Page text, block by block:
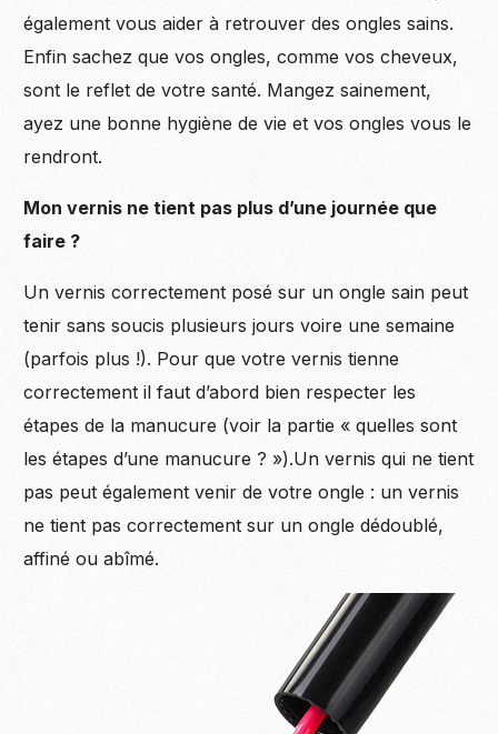
également vous aider à retrouver des ongles sains.
Enfin sachez que vos ongles, comme vos cheveux,
sont le reflet de votre santé. Mangez sainement,
ayez une bonne hygiène de vie et vos ongles vous le
rendront.
Mon vernis ne tient pas plus d’une journée que
faire ?
Un vernis correctement posé sur un ongle sain peut
tenir sans soucis plusieurs jours voire une semaine
(parfois plus !). Pour que votre vernis tienne
correctement il faut d’abord bien respecter les
étapes de la manucure (voir la partie « quelles sont
les étapes d’une manucure ? »).Un vernis qui ne tient
pas peut également venir de votre ongle : un vernis
ne tient pas correctement sur un ongle dédoublé,
affiné ou abîmé.